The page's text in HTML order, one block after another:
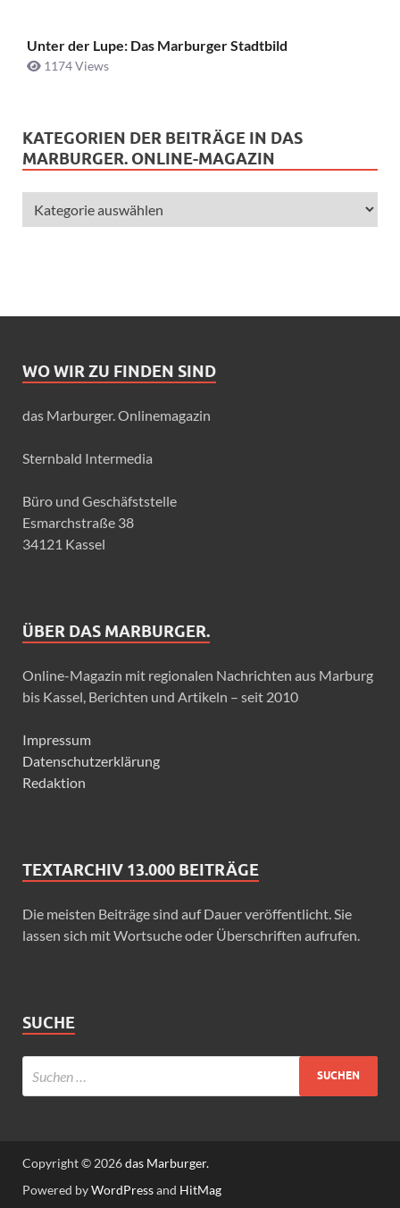
Unter der Lupe: Das Marburger Stadtbild
1174 Views
KATEGORIEN DER BEITRÄGE IN DAS
MARBURGER. ONLINE-MAGAZIN
WO WIR ZU FINDEN SIND
das Marburger. Onlinemagazin
Sternbald Intermedia
Büro und Geschäfststelle
Esmarchstraße 38
34121 Kassel
ÜBER DAS MARBURGER.
Online-Magazin mit regionalen Nachrichten aus Marburg
bis Kassel, Berichten und Artikeln – seit 2010
Impressum
Datenschutzerklärung
Redaktion
TEXTARCHIV 13.000 BEITRÄGE
Die meisten Beiträge sind auf Dauer veröffentlicht. Sie
lassen sich mit Wortsuche oder Überschriften aufrufen.
SUCHE
Copyright © 2026das Marburger.
Powered byWordPressand HitMag